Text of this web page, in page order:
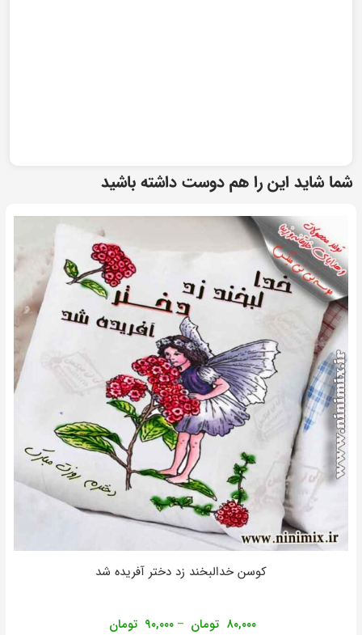
شما شاید این را هم دوست داشته باشید
کوسن خدالبخند زد دختر آفریده شد
۸۰,۰۰۰ تومان – ۹۰,۰۰۰ تومان